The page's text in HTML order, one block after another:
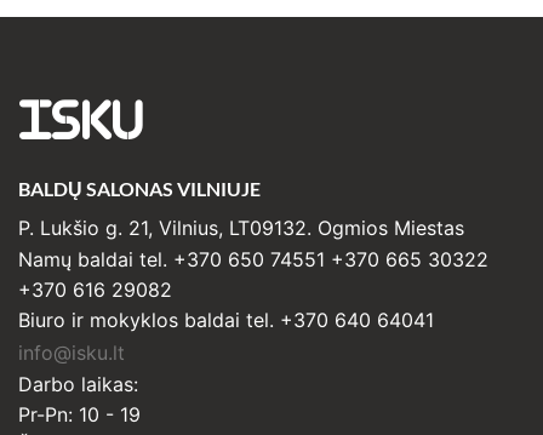
ISKU
BALDŲ SALONAS VILNIUJE
P. Lukšio g. 21, Vilnius, LT09132. Ogmios Miestas
Namų baldai tel. +370 650 74551 +370 665 30322
+370 616 29082
Biuro ir mokyklos baldai tel. +370 640 64041
info@isku.lt
Darbo laikas:
Pr-Pn: 10 - 19